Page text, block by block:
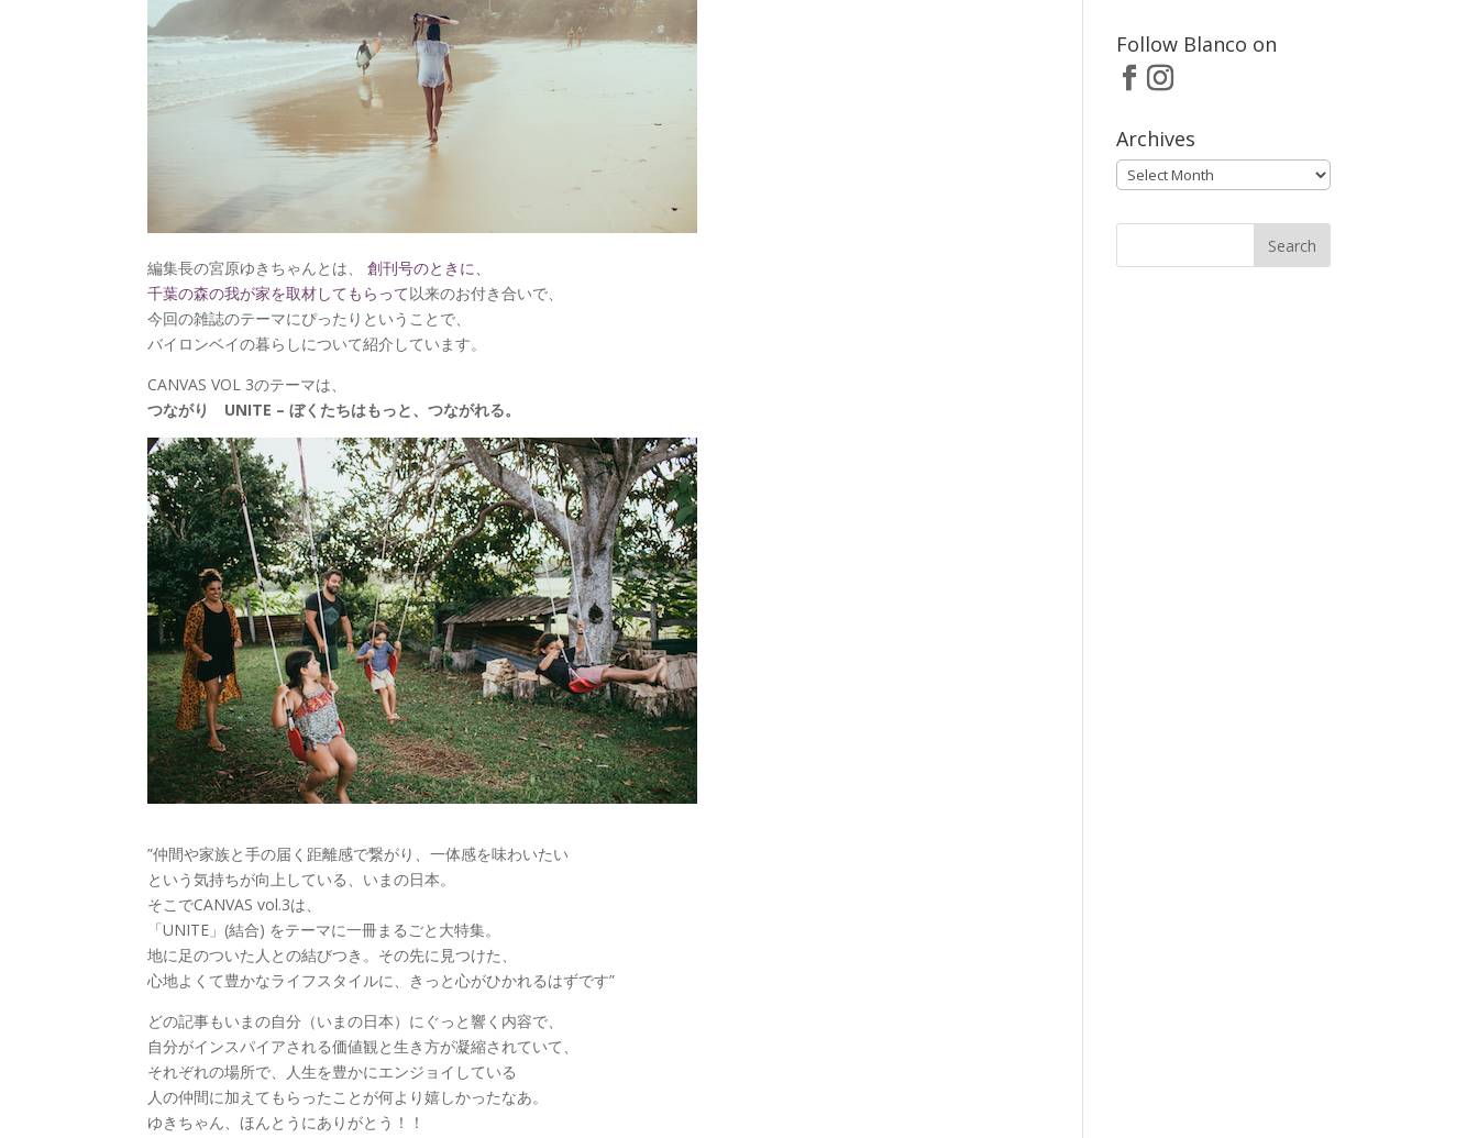
編集長の宮原ゆきちゃんとは、創刊号のときに、
千葉の森の我が家を取材してもらって以来のお付き合いで、
今回の雑誌のテーマにぴったりということで、
バイロンベイの暮らしについて紹介しています。
CANVAS VOL 3のテーマは、
つながり UNITE – ぼくたちはもっと、つながれる。
”仲間や家族と手の届く距離感で繋がり、一体感を味わいたい
という気持ちが向上している、いまの日本。
そこでCANVAS vol.3は、
「UNITE」(結合) をテーマに一冊まるごと大特集。
地に足のついた人との結びつき。その先に見つけた、
心地よくて豊かなライフスタイルに、きっと心がひかれるはずです”
どの記事もいまの自分（いまの日本）にぐっと響く内容で、
自分がインスパイアされる価値観と生き方が凝縮されていて、
それぞれの場所で、人生を豊かにエンジョイしている
人の仲間に加えてもらったことが何より嬉しかったなあ。
ゆきちゃん、ほんとうにありがとう！！
Follow Blanco on
Archives
Archives